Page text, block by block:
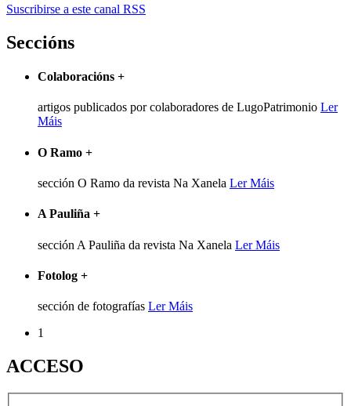
Suscribirse a este canal RSS
Seccións
Colaboracións +
artigos publicados por colaboradores de LugoPatrimonio Ler
Máis
O Ramo +
sección O Ramo da revista Na Xanela Ler Máis
A Pauliña +
sección A Pauliña da revista Na Xanela Ler Máis
Fotolog +
sección de fotografías Ler Máis
1
ACCESO